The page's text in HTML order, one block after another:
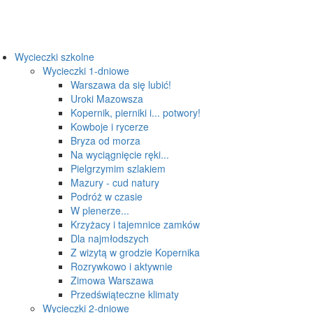
Wycieczki szkolne
Wycieczki 1-dniowe
Warszawa da się lubić!
Uroki Mazowsza
Kopernik, pierniki i... potwory!
Kowboje i rycerze
Bryza od morza
Na wyciągnięcie ręki...
Pielgrzymim szlakiem
Mazury - cud natury
Podróż w czasie
W plenerze...
Krzyżacy i tajemnice zamków
Dla najmłodszych
Z wizytą w grodzie Kopernika
Rozrywkowo i aktywnie
Zimowa Warszawa
Przedświąteczne klimaty
Wycieczki 2-dniowe